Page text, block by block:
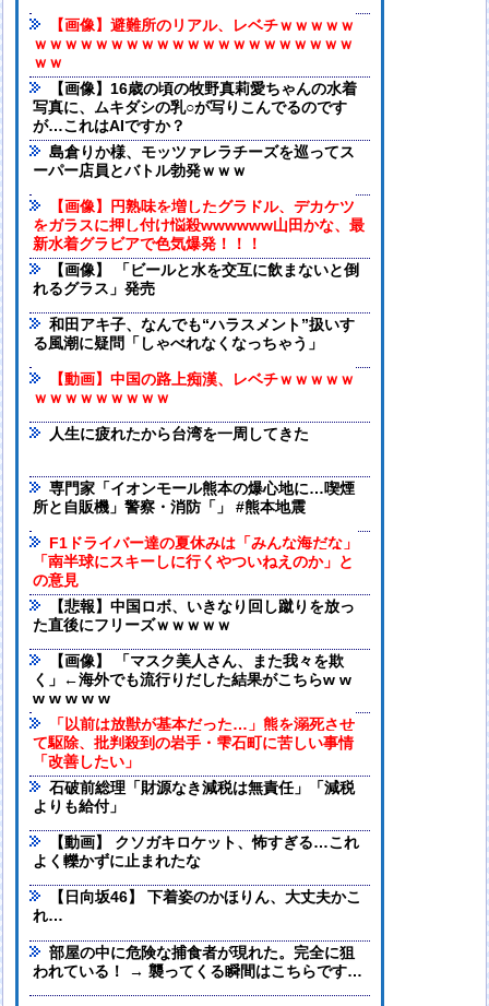
【画像】避難所のリアル、レベチｗｗｗｗｗ
ｗｗｗｗｗｗｗｗｗｗｗｗｗｗｗｗｗｗｗｗｗ
ｗｗ
【画像】16歳の頃の牧野真莉愛ちゃんの水着
写真に、ムキダシの乳○が写りこんでるのです
が…これはAIですか？
島倉りか様、モッツァレラチーズを巡ってス
ーパー店員とバトル勃発ｗｗｗ
【画像】円熟味を増したグラドル、デカケツ
をガラスに押し付け悩殺wwwwww山田かな、最
新水着グラビアで色気爆発！！！
【画像】 「ビールと水を交互に飲まないと倒
れるグラス」発売
和田アキ子、なんでも“ハラスメント”扱いす
る風潮に疑問「しゃべれなくなっちゃう」
【動画】中国の路上痴漢、レベチｗｗｗｗｗ
ｗｗｗｗｗｗｗｗｗ
人生に疲れたから台湾を一周してきた
専門家「イオンモール熊本の爆心地に…喫煙
所と自販機」警察・消防「」 #熊本地震
F1ドライバー達の夏休みは「みんな海だな」
「南半球にスキーしに行くやついねえのか」と
の意見
【悲報】中国ロボ、いきなり回し蹴りを放っ
た直後にフリーズｗｗｗｗｗ
【画像】 「マスク美人さん、また我々を欺
く」←海外でも流行りだした結果がこちらw w
w w w w w
「以前は放獣が基本だった…」熊を溺死させ
て駆除、批判殺到の岩手・雫石町に苦しい事情
「改善したい」
石破前総理「財源なき減税は無責任」「減税
よりも給付」
【動画】 クソガキロケット、怖すぎる…これ
よく轢かずに止まれたな
【日向坂46】 下着姿のかほりん、大丈夫かこ
れ…
部屋の中に危険な捕食者が現れた。完全に狙
われている！ → 襲ってくる瞬間はこちらです…